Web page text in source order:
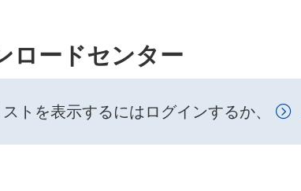
ロードセンター
トを表示するにはログインするか、